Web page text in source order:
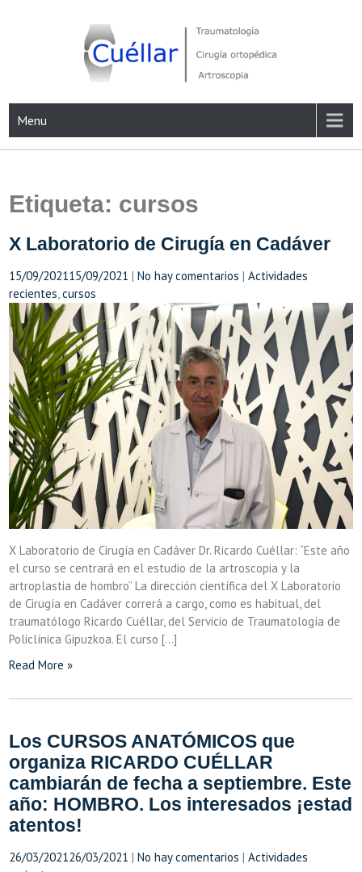
Menu
Etiqueta: cursos
X Laboratorio de Cirugía en Cadáver
15/09/202115/09/2021 |No hay comentarios |Actividades
recientes,cursos
X Laboratorio de Cirugía en Cadáver Dr. Ricardo Cuéllar: “Este año
el curso se centrará en el estudio de la artroscopia y la
artroplastia de hombro” La dirección científica del X Laboratorio
de Cirugía en Cadáver correrá a cargo, como es habitual, del
traumatólogo Ricardo Cuéllar, del Servicio de Traumatología de
Policlínica Gipuzkoa. El curso […]
Read More »
Los CURSOS ANATÓMICOS que
organiza RICARDO CUÉLLAR
cambiarán de fecha a septiembre. Este
año: HOMBRO. Los interesados ¡estad
atentos!
26/03/202126/03/2021 |No hay comentarios |Actividades